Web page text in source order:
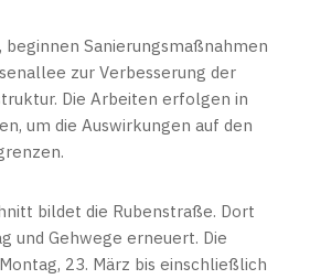
beginnen Sanierungsmaßnahmen
zur Verbesserung der
Die Arbeiten erfolgen in
um die Auswirkungen auf den
bildet die Rubenstraße. Dort
und Gehwege erneuert. Die
23. März bis einschließlich